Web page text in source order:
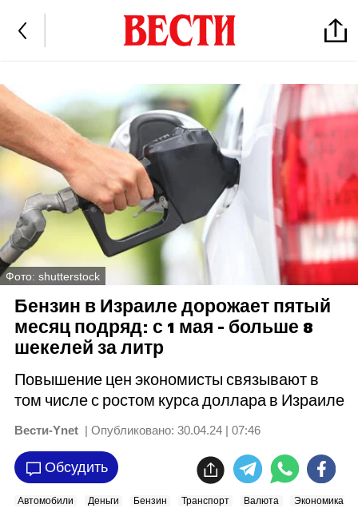
Фото: shutterstock
Бензин в Израиле дорожает пятый
месяц подряд: с 1 мая - больше 8
шекелей за литр
Повышение цен экономисты связывают в
том числе с ростом курса доллара в Израиле
Вести-Ynet | Опубликовано: 30.04.24 | 07:46
Обсудить
Автомобили Деньги Бензин Транспорт Валюта Экономика